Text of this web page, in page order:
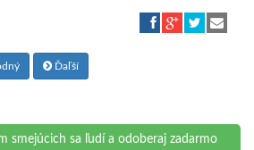
Ďaľší
smejúcich sa ľudí a odoberaj zadarmo